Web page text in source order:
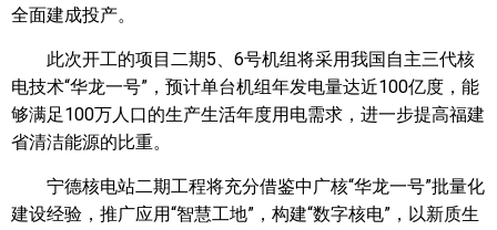
全面建成投产。
此次开工的项目二期5、6号机组将采用我国自主三代核
电技术“华龙一号”，预计单台机组年发电量达近100亿度，能
够满足100万人口的生产生活年度用电需求，进一步提高福建
省清洁能源的比重。
宁德核电站二期工程将充分借鉴中广核“华龙一号”批量化
建设经验，推广应用“智慧工地”，构建“数字核电”，以新质生